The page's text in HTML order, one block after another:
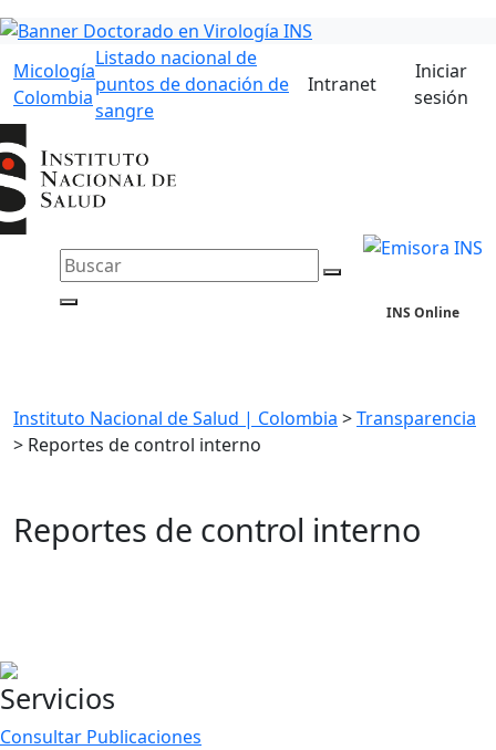
Micología
Colombia
Listado nacional de
puntos de donación de
sangre
Intranet
Iniciar
sesión
INS Online
Instituto Nacional de Salud | Colombia >Transparencia
> Reportes de control interno
Reportes de control interno
Servicios
Consultar Publicaciones